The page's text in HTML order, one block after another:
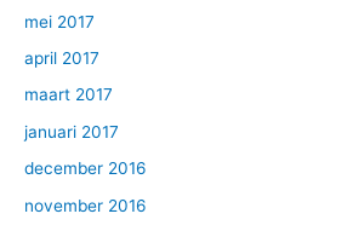
mei 2017
april 2017
maart 2017
januari 2017
december 2016
november 2016